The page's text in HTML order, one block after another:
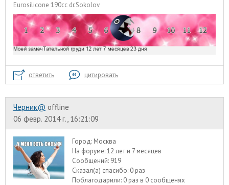
Eurosilicone 190cc dr.Sokolov
ответить цитировать
Черник@ offline
06 февр. 2014 г., 16:21:09
Город: Москва
На форуме:12 лет и 7 месяцев
Сообщений: 919
Сказал(а) спасибо: 0 раз
Поблагодарили: 0 раз в 0 сообщенях